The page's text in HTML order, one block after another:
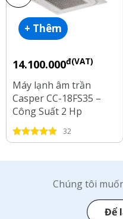
+ Thêm
14.100.000đ(VAT)
Máy lạnh âm trần
Casper CC-18FS35 –
Công Suất 2 Hp
32
Chúng tôi
Để